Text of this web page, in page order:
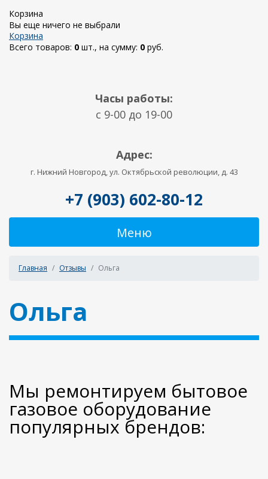
Корзина
Вы еще ничего не выбрали
Корзина
Всего товаров: 0 шт., на сумму: 0 руб.
Часы работы:
c 9-00 до 19-00
Адрес:
г. Нижний Новгород, ул. Октябрьской революции, д. 43
+7 (903) 602-80-12
Меню
Главная Отзывы Ольга
Ольга
Мы ремонтируем бытовое
газовое оборудование
популярных брендов: